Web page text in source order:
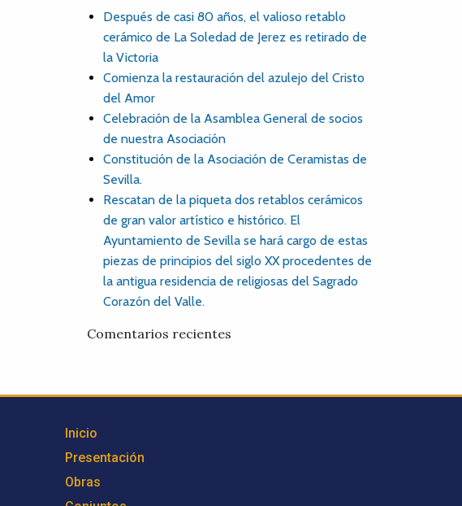
Después de casi 80 años, el valioso retablo
cerámico de La Soledad de Jerez es retirado de
la Victoria
Comienza la restauración del azulejo del Cristo
del Amor
Celebración de la Asamblea General de socios
de nuestra Asociación
Constitución de la Asociación de Ceramistas de
Sevilla.
Rescatan de la piqueta dos retablos cerámicos
de gran valor artístico e histórico. El
Ayuntamiento de Sevilla se hará cargo de estas
piezas de principios del siglo XX procedentes de
la antigua residencia de religiosas del Sagrado
Corazón del Valle.
Comentarios recientes
Inicio
Presentación
Obras